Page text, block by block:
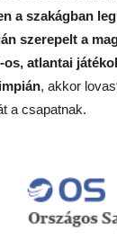
a szakágban
szerepelt a
os, atlantai
, akkor
a csapatnak.